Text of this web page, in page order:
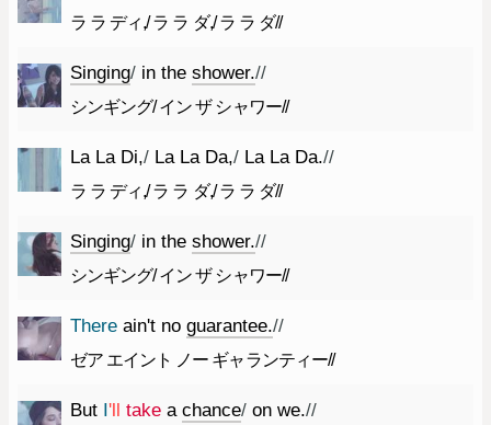
ラ ラ ディ,/ ラ ラ ダ,/ ラ ラ ダ//
Singing/ in the shower.//
シンギング/ イン ザ シャワー//
La La Di,/ La La Da,/ La La Da.//
ラ ラ ディ,/ ラ ラ ダ,/ ラ ラ ダ//
Singing/ in the shower.//
シンギング/ イン ザ シャワー//
There ain't no guarantee.//
ゼア エイント ノー ギャランティー//
But I'll take a chance/ on we.//